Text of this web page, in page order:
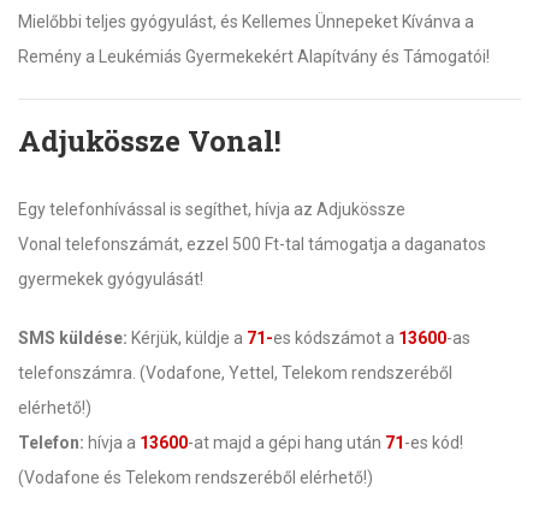
Mielőbbi teljes gyógyulást, és Kellemes Ünnepeket Kívánva a
Remény a Leukémiás Gyermekekért Alapítvány és Támogatói!
Adjukössze Vonal!
Egy telefonhívással is segíthet, hívja az Adjukössze
Vonal telefonszámát, ezzel 500 Ft-tal támogatja a daganatos
gyermekek gyógyulását!
SMS küldése: Kérjük, küldje a 71-es kódszámot a 13600-as
telefonszámra. (Vodafone, Yettel, Telekom rendszeréből
elérhető!)
Telefon: hívja a 13600-at majd a gépi hang után 71-es kód!
(Vodafone és Telekom rendszeréből elérhető!)